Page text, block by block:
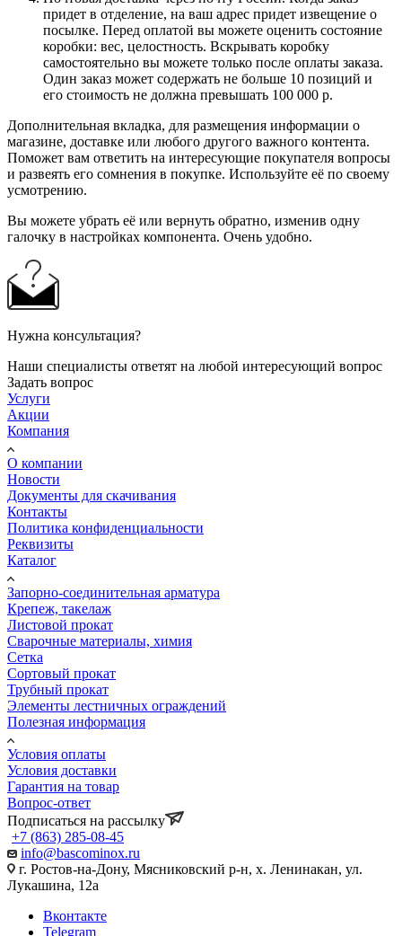
придет в отделение, на ваш адрес придет извещение о
посылке. Перед оплатой вы можете оценить состояние
коробки: вес, целостность. Вскрывать коробку
самостоятельно вы можете только после оплаты заказа.
Один заказ может содержать не больше 10 позиций и
его стоимость не должна превышать 100 000 р.
Дополнительная вкладка, для размещения информации о
магазине, доставке или любого другого важного контента.
Поможет вам ответить на интересующие покупателя вопросы
и развеять его сомнения в покупке. Используйте её по своему
усмотрению.
Вы можете убрать её или вернуть обратно, изменив одну
галочку в настройках компонента. Очень удобно.
Нужна консультация?
Наши специалисты ответят на любой интересующий вопрос
Задать вопрос
Услуги
Акции
Компания
О компании
Новости
Документы для скачивания
Контакты
Политика конфиденциальности
Реквизиты
Каталог
Запорно-соединительная арматура
Крепеж, такелаж
Листовой прокат
Сварочные материалы, химия
Сетка
Сортовый прокат
Трубный прокат
Элементы лестничных ограждений
Полезная информация
Условия оплаты
Условия доставки
Гарантия на товар
Вопрос-ответ
Подписаться на рассылку
+7 (863) 285-08-45
info@bascominox.ru
г. Ростов-на-Дону, Мясниковский р-н, х. Ленинакан, ул.
Лукашина, 12а
Вконтакте
Telegram